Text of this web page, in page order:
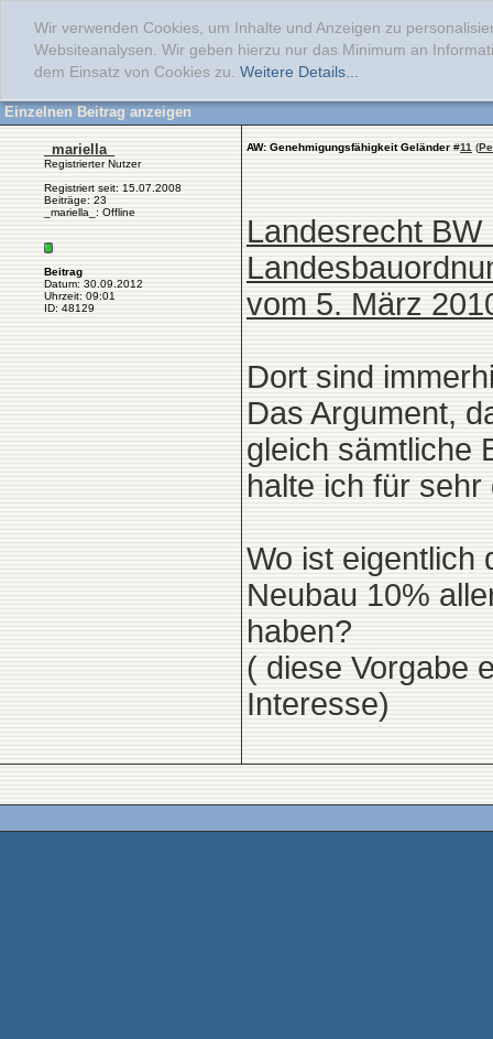
Wir verwenden Cookies, um Inhalte und Anzeigen zu
Websiteanalysen. Wir geben hierzu nur das Minimum an
dem Einsatz von Cookies zu. Weitere Details...
Einzelnen Beitrag anzeigen
_mariella_
Registrierter Nutzer
Registriert seit: 15.07.2008
Beiträge: 23
_mariella_: Offline
Beitrag
Datum: 30.09.2012
Uhrzeit: 09:01
ID: 48129
AW: Genehmigungsfähigkeit Geländer #11 (
Landesrecht
vom 5. März
Dort sind
Das Argument,
gleich sämtliche
halte ich für sehr
Wo ist eigentlich
Neubau 10%
haben?
( diese Vorgabe
Interesse)